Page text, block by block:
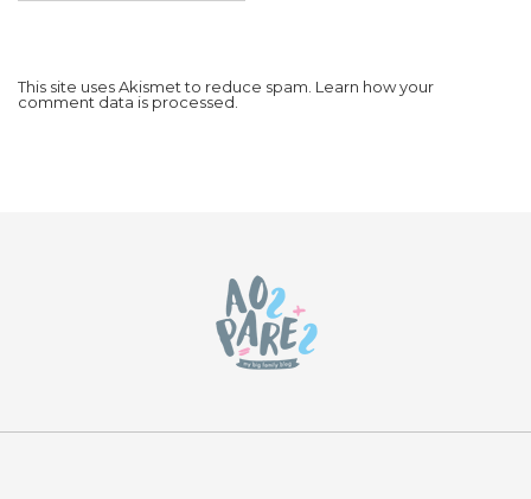
This site uses Akismet to reduce spam. Learn how your
comment data is processed.